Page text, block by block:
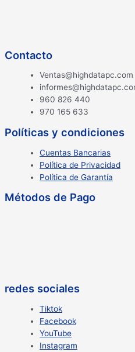
Contacto
Ventas@highdatapc.com
960 826 440
970 165 633
Políticas y condiciones
Cuentas Bancarias
Política de Privacidad
Política de Garantía
Métodos de Pago
redes sociales
Tiktok
Facebook
YouTube
Instagram